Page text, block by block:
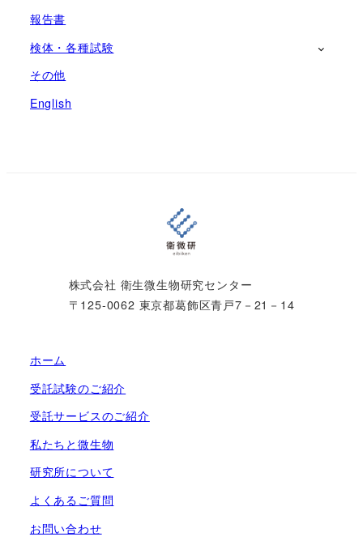
報告書
検体・各種試験
その他
English
株式会社 衛生微生物研究センター
〒125-0062 東京都葛飾区青戸7－21－14
ホーム
受託試験のご紹介
受託サービスのご紹介
私たちと微生物
研究所について
よくあるご質問
お問い合わせ